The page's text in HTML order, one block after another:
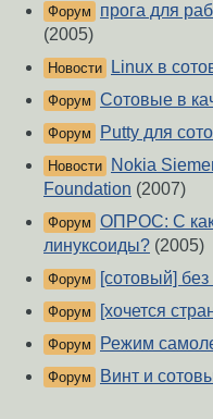
Форум
прога для
(2005)
Новости Linux в
Форум Сотовые в
Форум Putty для
Новости
Nokia
Foundation (2007)
Форум ОПРОС: С
линуксоиды? (2005)
Форум [сотовый]
Форум [хочется
Форум Режим
Форум Винт и